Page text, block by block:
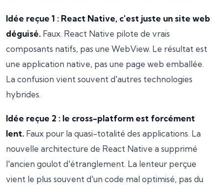
Idée reçue 1 : React Native, c'est juste un site web
déguisé. Faux. React Native pilote de vrais
composants natifs, pas une WebView. Le résultat est
une application native, pas une page web emballée.
La confusion vient souvent d'autres technologies
hybrides.
Idée reçue 2 : le cross-platform est forcément
lent. Faux pour la quasi-totalité des applications. La
nouvelle architecture de React Native a supprimé
l'ancien goulot d'étranglement. La lenteur perçue
vient le plus souvent d'un code mal optimisé, pas du